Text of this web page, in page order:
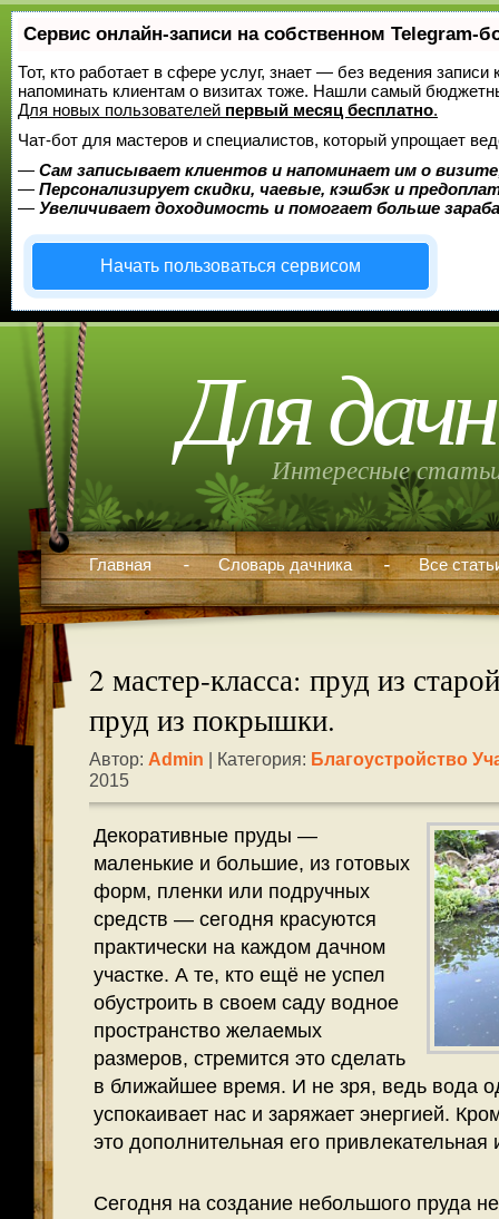
Сервис онлайн-записи на собственном Telegram-
Тот, кто работает в сфере услуг, знает — без ведения
напоминать клиентам о визитах тоже. Нашли самый
Для новых пользователей первый месяц бесплатно.
Чат-бот для мастеров и специалистов, который упрощает
— Сам записывает клиентов и напоминает им о
— Персонализирует скидки, чаевые, кэшбэк и
— Увеличивает доходимость и помогает больше
Начать пользоваться сервисом
Для
Интересные
Главная Словарь дачника Все
2 мастер-класса: пруд из
пруд из покрышки.
Автор: Admin | Категория: Благоустройство
2015
Декоративные пруды —
маленькие и большие, из готовых
форм, пленки или подручных
средств — сегодня красуются
практически на каждом дачном
участке. А те, кто ещё не успел
обустроить в своем саду водное
пространство желаемых
размеров, стремится это сделать
в ближайшее время. И не зря, ведь вода
успокаивает нас и заряжает энергией.
это дополнительная его привлекательная
Сегодня на создание небольшого пруда